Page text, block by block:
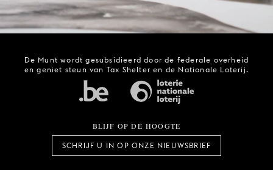
De Munt wordt gesubsidieerd door de federale overheid
en geniet steun van Tax Shelter en de Nationale Loterij.
BLIJF OP DE HOOGTE
SCHRIJF U IN OP ONZE NIEUWSBRIEF